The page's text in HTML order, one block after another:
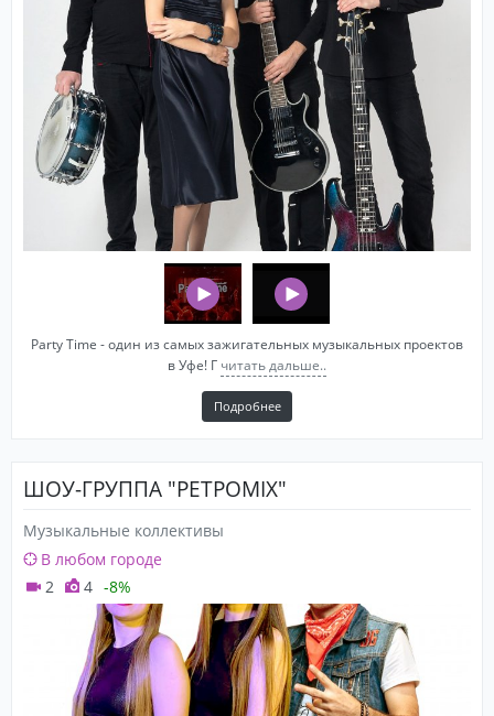
Party Time - один из самых зажигательных музыкальных проектов
в Уфе! Г читать дальше..
Подробнее
ШОУ-ГРУППА "РЕТРОMIX"
Музыкальные коллективы
В любом городе
2
4 -8%